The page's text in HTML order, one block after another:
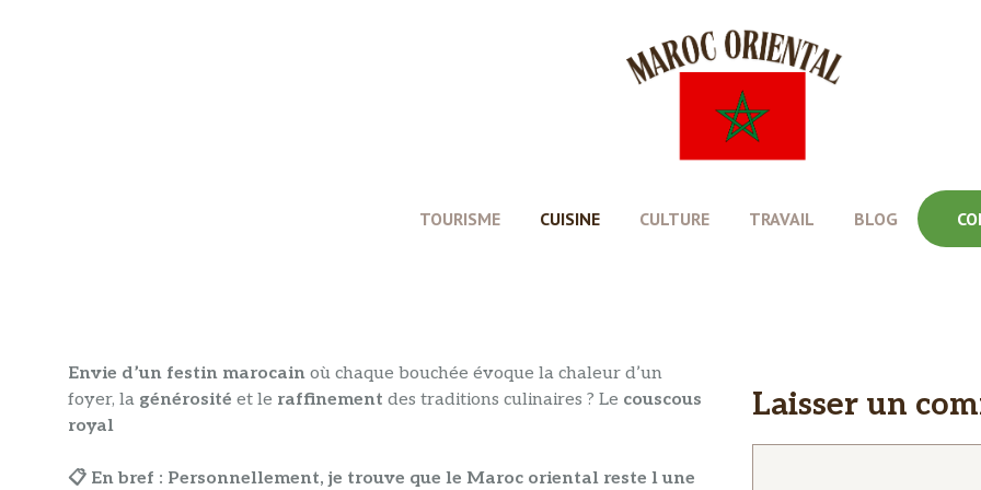
TOURISME CUISINE CULTURE TRAVAIL BLOG
Envie d’un festin marocain où chaque bouchée évoque la chaleur d’un
foyer, la générosité et le raffinement des traditions culinaires ? Le couscous
royal
📋 En bref : Personnellement, je trouve que le Maroc oriental reste l une
Laisser un